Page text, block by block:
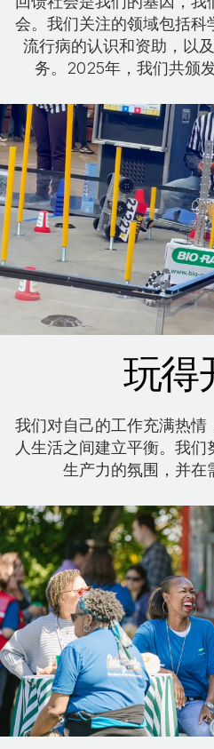
会。我们关注的领域包括科
流行病的认识和资助，以
务。2025年，我们共颁
玩得
我们对自己的工作充满热情
人生活之间建立平衡。我
生产力的氛围，并在